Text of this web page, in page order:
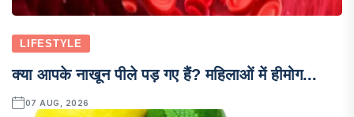
LIFESTYLE
क्या आपके नाखून पीले पड़ गए हैं? महिलाओं में हीमोग...
07 AUG, 2026